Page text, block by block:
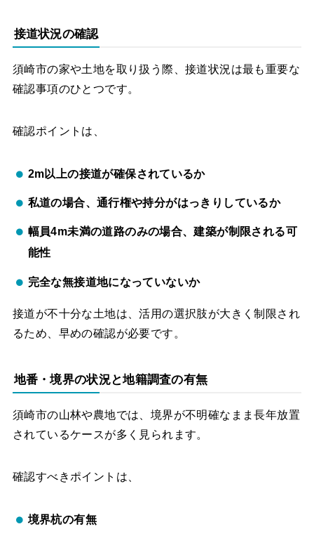
接道状況の確認
須崎市の家や土地を取り扱う際、接道状況は最も重要な
確認事項のひとつです。
確認ポイントは、
2m以上の接道が確保されているか
私道の場合、通行権や持分がはっきりしているか
幅員4m未満の道路のみの場合、建築が制限される可
能性
完全な無接道地になっていないか
接道が不十分な土地は、活用の選択肢が大きく制限され
るため、早めの確認が必要です。
地番・境界の状況と地籍調査の有無
須崎市の山林や農地では、境界が不明確なまま長年放置
されているケースが多く見られます。
確認すべきポイントは、
境界杭の有無